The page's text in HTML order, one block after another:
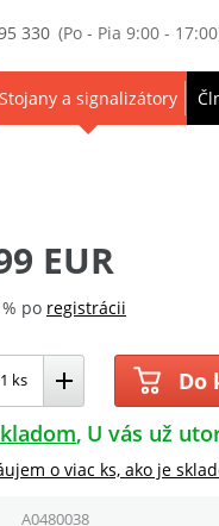
330 (Po - Pia 9:00 -
Stojany a signalizátory
EUR
po registrácii
Do
U vás už
o viac ks, ako je
A0480038